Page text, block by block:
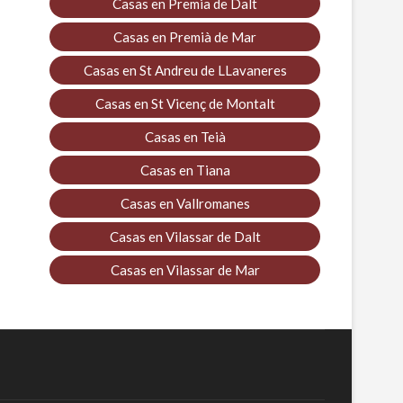
Casas en Premia de Dalt
Casas en Premià de Mar
Casas en St Andreu de LLavaneres
Casas en St Vicenç de Montalt
Casas en Teià
Casas en Tiana
Casas en Vallromanes
Casas en Vilassar de Dalt
Casas en Vilassar de Mar